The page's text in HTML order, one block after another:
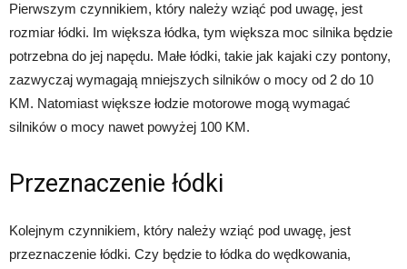
Pierwszym czynnikiem, który należy wziąć pod uwagę, jest
rozmiar łódki. Im większa łódka, tym większa moc silnika będzie
potrzebna do jej napędu. Małe łódki, takie jak kajaki czy pontony,
zazwyczaj wymagają mniejszych silników o mocy od 2 do 10
KM. Natomiast większe łodzie motorowe mogą wymagać
silników o mocy nawet powyżej 100 KM.
Przeznaczenie łódki
Kolejnym czynnikiem, który należy wziąć pod uwagę, jest
przeznaczenie łódki. Czy będzie to łódka do wędkowania,